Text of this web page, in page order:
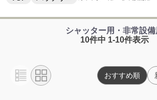
シャッター用・非常設備
10件中 1-10件表示
おすすめ順